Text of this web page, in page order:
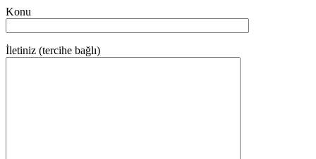
Konu
İletiniz (tercihe bağlı)